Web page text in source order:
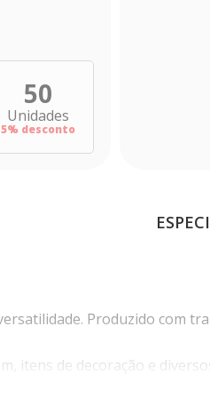
50
Unidades
5% desconto
Produzido com
itens de decoração e